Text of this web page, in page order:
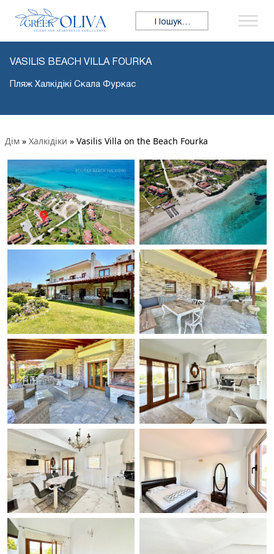
Пошук:
VASILIS BEACH VILLA FOURKA
Пляж Халкідікі Скала Фуркас
Дім » Халкідіки » Vasilis Villa on the Beach Fourka